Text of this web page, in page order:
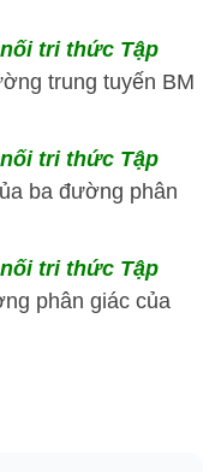
tri thức Tập
trung tuyến BM
tri thức Tập
ba đường phân
tri thức Tập
phân giác của